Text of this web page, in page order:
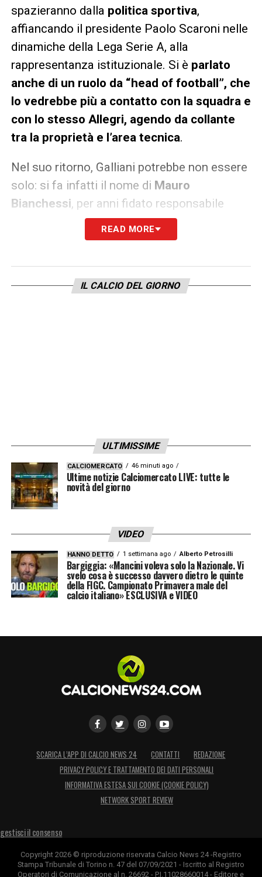
spazieranno dalla politica sportiva,
affiancando il presidente Paolo Scaroni nelle
dinamiche della Lega Serie A, alla
rappresentanza istituzionale. Si è parlato
anche di un ruolo da “head of football”, che
lo vedrebbe più a contatto con la squadra e
con lo stesso Allegri, agendo da collante
tra la proprietà e l’area tecnica.
Nel suo ritorno, Galliani potrebbe non essere
solo: si fa infatti il nome di Mauro
Bianchessi, per anni fidato responsabile
dello scouting rossonero, che potrebbe
essere reintegrato nella struttura di
quasi finita. I giorni del Condor stanno per
READ MORE
IL CALCIO DEL GIORNO
ULTIMISSIME
CALCIOMERCATO 46 minuti ago
Ultime notizie Calciomercato LIVE: tutte le
novità del giorno
VIDEO
HANNO DETTO 1 settimana ago Alberto Petrosilli
Bargiggia: «Mancini voleva solo la Nazionale. Vi
svelo cosa è successo davvero dietro le quinte
della FIGC. Campionato Primavera male del
calcio italiano» ESCLUSIVA e VIDEO
SCARICA L’APP DI CALCIO NEWS 24 CONTATTI
REDAZIONE
PRIVACY POLICY E TRATTAMENTO DEI DATI PERSONALI
INFORMATIVA ESTESA SUI COOKIE (COOKIE POLICY)
NETWORK SPORT REVIEW
gestisci il consenso
Copyright 2026 © riproduzione riservata Calcio News 24 -Registro
Stampa Tribunale di Torino n. 47 del 07/09/2021 - Iscritto al Registro
Operatori di Comunicazione al n. 26692 - P.I.11028660014 - Editore e